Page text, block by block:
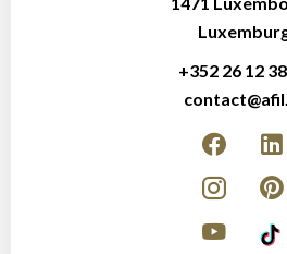
+352 26 12